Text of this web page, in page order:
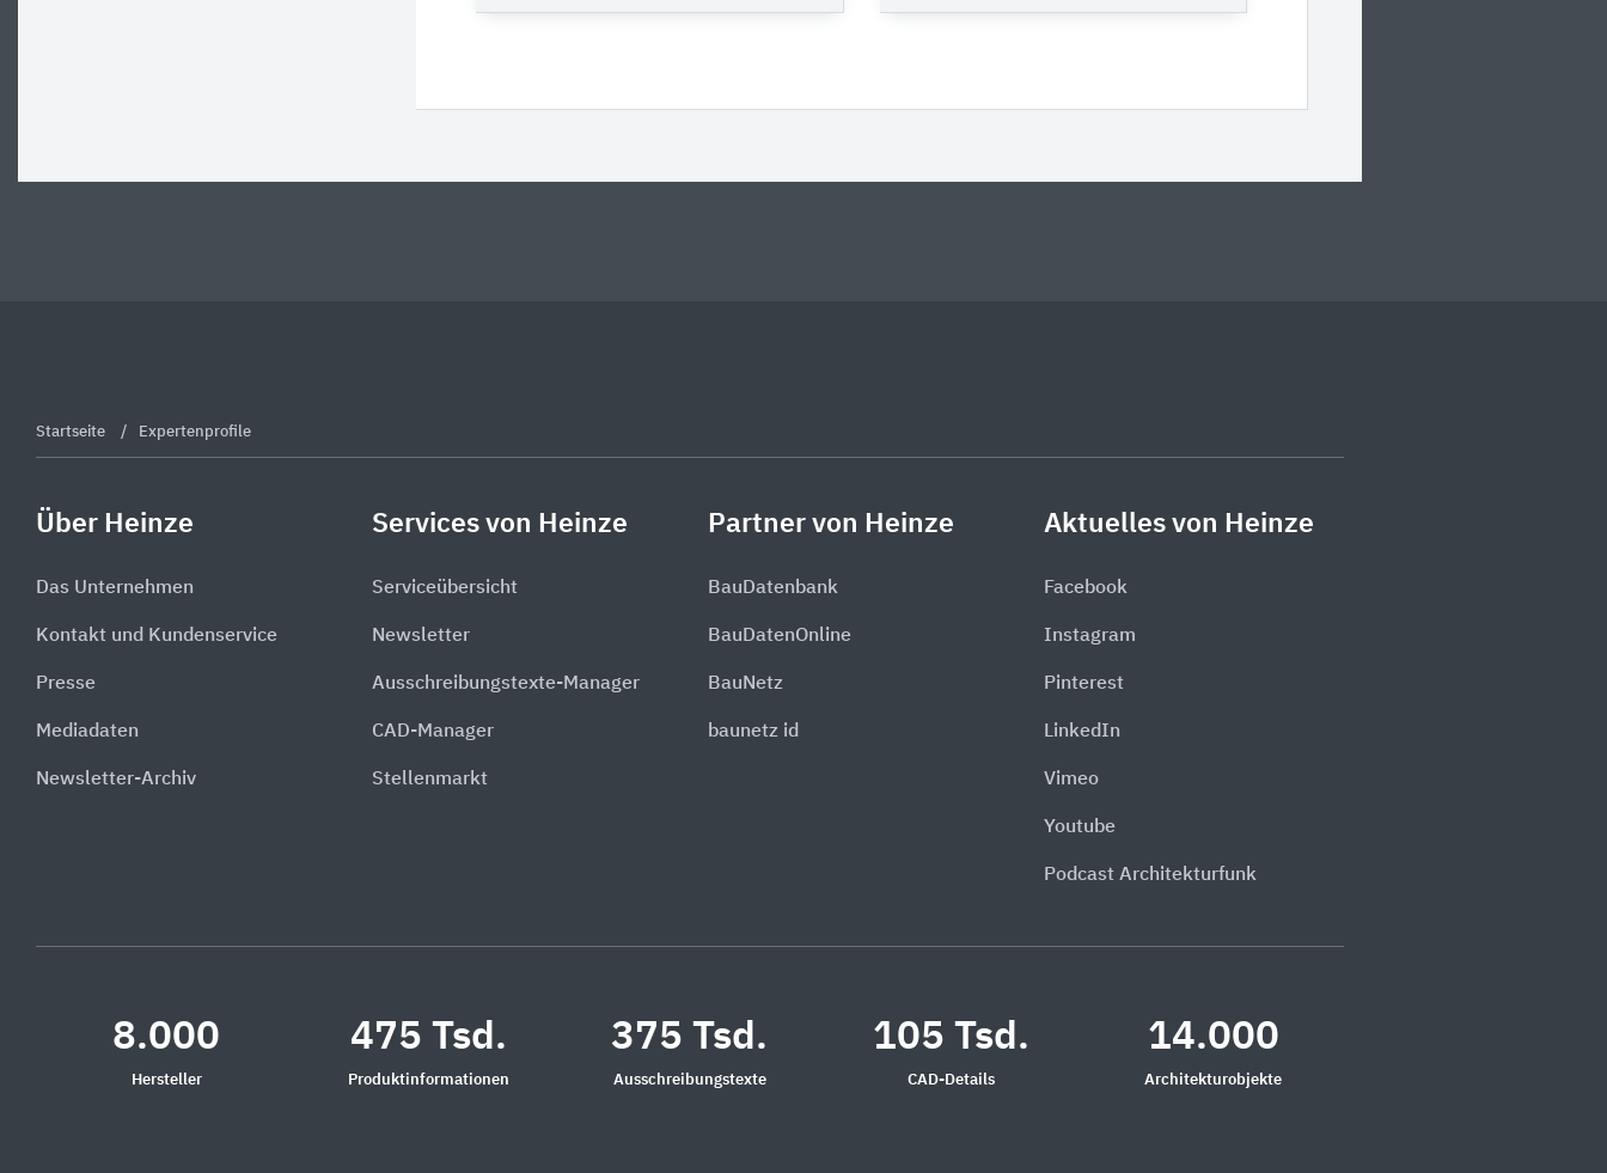
Startseite Expertenprofile
Über Heinze
Das Unternehmen
Kontakt und Kundenservice
Presse
Mediadaten
Newsletter-Archiv
Services von Heinze
Serviceübersicht
Newsletter
Ausschreibungstexte-Manager
CAD-Manager
Stellenmarkt
Partner von Heinze
BauDatenbank
BauDatenOnline
BauNetz
baunetz id
Aktuelles von Heinze
Facebook
Instagram
Pinterest
LinkedIn
Vimeo
Youtube
Podcast Architekturfunk
8.000
Hersteller
475 Tsd.
Produktinformationen
375 Tsd.
Ausschreibungstexte
105 Tsd.
CAD-Details
14.000
Architekturobjekte